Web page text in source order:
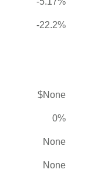
-22.2%
$None
0%
None
None